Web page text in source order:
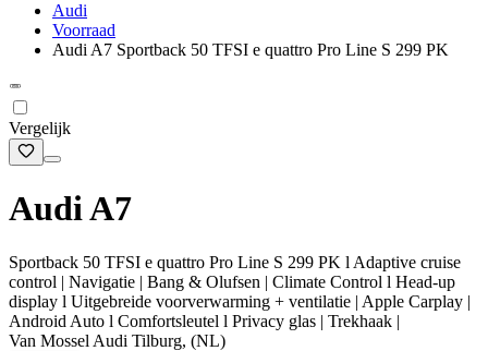
Audi
Voorraad
Audi A7 Sportback 50 TFSI e quattro Pro Line S 299 PK
Vergelijk
Audi A7
Sportback 50 TFSI e quattro Pro Line S 299 PK l Adaptive cruise
control | Navigatie | Bang & Olufsen | Climate Control l Head-up
display l Uitgebreide voorverwarming + ventilatie | Apple Carplay |
Android Auto l Comfortsleutel l Privacy glas | Trekhaak |
Van Mossel Audi Tilburg, (NL)